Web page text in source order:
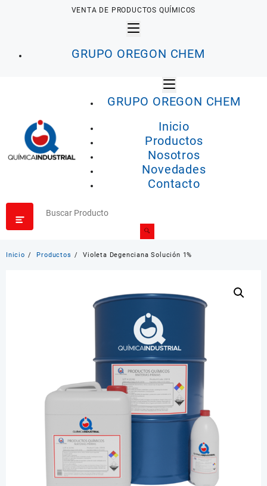
VENTA DE PRODUCTOS QUÍMICOS
GRUPO OREGON CHEM
GRUPO OREGON CHEM
Inicio
Productos
Nosotros
Novedades
Contacto
Inicio Productos Violeta Degenciana Solución 1%